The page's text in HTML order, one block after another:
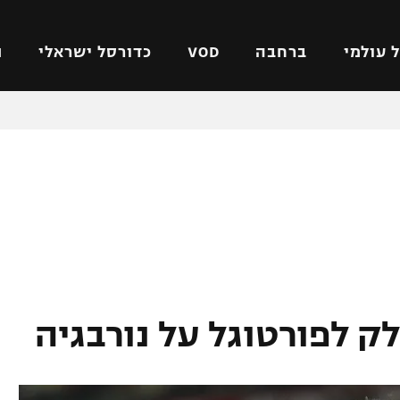
עולמי ברחבה VOD כדורסל ישראלי
ליגה איטלקית
ליגה צרפתית
דני אבדיה